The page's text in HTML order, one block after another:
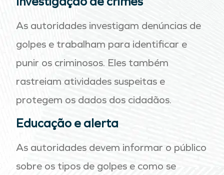
As autoridades investigam denúncias de
golpes e trabalham para identificar e
punir os criminosos. Eles também
rastreiam atividades suspeitas e
protegem os dados dos cidadãos.
Educação e alerta
As autoridades devem informar o público
sobre os tipos de golpes e como se